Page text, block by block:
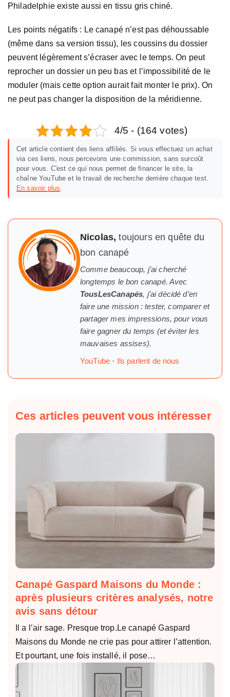
Philadelphie existe aussi en tissu gris chiné.
Les points négatifs : Le canapé n’est pas déhoussable
(même dans sa version tissu), les coussins du dossier
peuvent légèrement s’écraser avec le temps. On peut
reprocher un dossier un peu bas et l’impossibilité de le
moduler (mais cette option aurait fait monter le prix). On
ne peut pas changer la disposition de la méridienne.
4/5 - (164 votes)
Cet article contient des liens affiliés. Si vous effectuez un achat
via ces liens, nous percevons une commission, sans surcoût
pour vous. C'est ce qui nous permet de financer le site, la
chaîne YouTube et le travail de recherche derrière chaque test.
En savoir plus
Nicolas,toujours en quête du
bon canapé
Comme beaucoup, j’ai cherché
longtemps lebon canapé. Avec
TousLesCanapés, j’ai décidé d’en
faire une mission : tester, comparer et
partager mes impressions, pour vous
faire gagner du temps (et éviter les
mauvaises assises).
YouTube · Ils parlent de nous
Ces articles peuvent vous intéresser
Canapé Gaspard Maisons du Monde :
après plusieurs critères analysés, notre
avis sans détour
Il a l’air sage. Presque trop.Le canapé Gaspard
Maisons du Monde ne crie pas pour attirer l’attention.
Et pourtant, une fois installé, il pose…